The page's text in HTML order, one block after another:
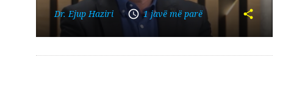
Dr. Ejup Haziri 1 javë më parë